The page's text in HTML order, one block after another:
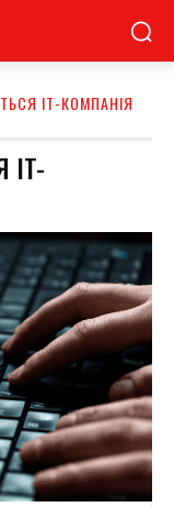
IT-КОМПАНІЯ
IT-